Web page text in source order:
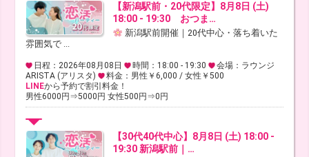
【新潟駅前・20代限定】8月8日 (土)
18:00 - 19:30 おつま…
新潟駅前開催｜20代中心・落ち着いた
雰囲気で ...
日程：2026年08月08日 時間：18:00 - 19:30
会場：ラウンジ
ARISTA (アリスタ)
料金：男性￥6,000 / 女性￥500
LINEから予約で割引料金！
男性6000円⇒5000円 女性500円⇒0円
【30代40代中心】8月8日 (土) 18:00 -
19:30 新潟駅前｜…